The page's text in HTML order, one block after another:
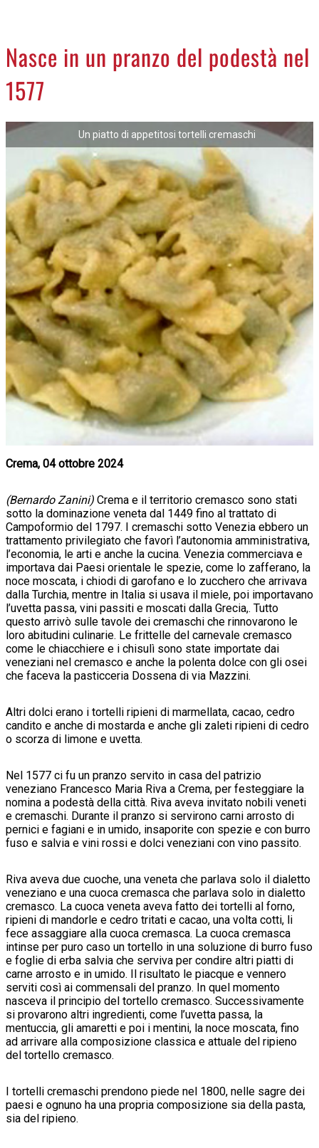
LA PIAZZA
Nasce in un pranzo del podestà nel
1577
Un piatto di appetitosi tortelli cremaschi
Crema, 04 ottobre 2024
(Bernardo Zanini) Crema e il territorio cremasco sono stati
sotto la dominazione veneta dal 1449 fino al trattato di
Campoformio del 1797. I cremaschi sotto Venezia ebbero un
trattamento privilegiato che favorì l’autonomia amministrativa,
l’economia, le arti e anche la cucina. Venezia commerciava e
importava dai Paesi orientale le spezie, come lo zafferano, la
noce moscata, i chiodi di garofano e lo zucchero che arrivava
dalla Turchia, mentre in Italia si usava il miele, poi importavano
l’uvetta passa, vini passiti e moscati dalla Grecia,. Tutto
questo arrivò sulle tavole dei cremaschi che rinnovarono le
loro abitudini culinarie. Le frittelle del carnevale cremasco
come le chiacchiere e i chisulì sono state importate dai
veneziani nel cremasco e anche la polenta dolce con gli osei
che faceva la pasticceria Dossena di via Mazzini.
Altri dolci erano i tortelli ripieni di marmellata, cacao, cedro
candito e anche di mostarda e anche gli zaleti ripieni di cedro
o scorza di limone e uvetta.
Nel 1577 ci fu un pranzo servito in casa del patrizio
veneziano Francesco Maria Riva a Crema, per festeggiare la
nomina a podestà della città. Riva aveva invitato nobili veneti
e cremaschi. Durante il pranzo si servirono carni arrosto di
pernici e fagiani e in umido, insaporite con spezie e con burro
fuso e salvia e vini rossi e dolci veneziani con vino passito.
Riva aveva due cuoche, una veneta che parlava solo il dialetto
veneziano e una cuoca cremasca che parlava solo in dialetto
cremasco. La cuoca veneta aveva fatto dei tortelli al forno,
ripieni di mandorle e cedro tritati e cacao, una volta cotti, li
fece assaggiare alla cuoca cremasca. La cuoca cremasca
intinse per puro caso un tortello in una soluzione di burro fuso
e foglie di erba salvia che serviva per condire altri piatti di
carne arrosto e in umido. Il risultato le piacque e vennero
serviti così ai commensali del pranzo. In quel momento
nasceva il principio del tortello cremasco. Successivamente
si provarono altri ingredienti, come l’uvetta passa, la
mentuccia, gli amaretti e poi i mentini, la noce moscata, fino
ad arrivare alla composizione classica e attuale del ripieno
del tortello cremasco.
I tortelli cremaschi prendono piede nel 1800, nelle sagre dei
paesi e ognuno ha una propria composizione sia della pasta,
sia del ripieno.